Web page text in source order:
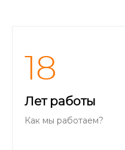
18
Лет работы
Как мы работаем?